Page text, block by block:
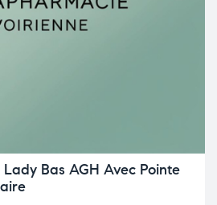
Bas AGH Avec Pointe